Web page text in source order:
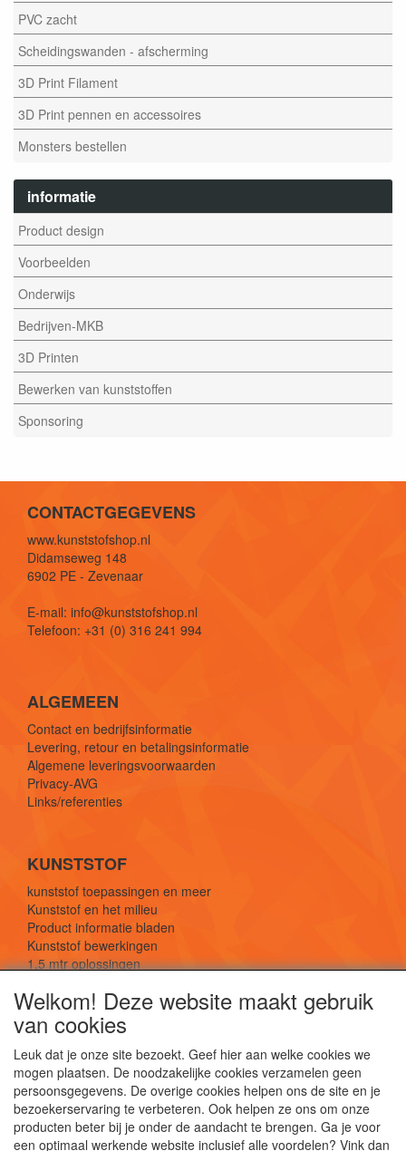
PVC zacht
Scheidingswanden - afscherming
3D Print Filament
3D Print pennen en accessoires
Monsters bestellen
informatie
Product design
Voorbeelden
Onderwijs
Bedrijven-MKB
3D Printen
Bewerken van kunststoffen
Sponsoring
CONTACTGEGEVENS
www.kunststofshop.nl
Didamseweg 148
6902 PE - Zevenaar
E-mail: info@kunststofshop.nl
Telefoon: +31 (0) 316 241 994
ALGEMEEN
Contact en bedrijfsinformatie
Levering, retour en betalingsinformatie
Algemene leveringsvoorwaarden
Privacy-AVG
Links/referenties
KUNSTSTOF
kunststof toepassingen en meer
Kunststof en het milieu
Product informatie bladen
Kunststof bewerkingen
1,5 mtr oplossingen
SOCIALE MEDIA
Welkom! Deze website maakt gebruik
van cookies
Leuk dat je onze site bezoekt. Geef hier aan welke cookies we
mogen plaatsen. De noodzakelijke cookies verzamelen geen
persoonsgegevens. De overige cookies helpen ons de site en je
bezoekerservaring te verbeteren. Ook helpen ze ons om onze
producten beter bij je onder de aandacht te brengen. Ga je voor
een optimaal werkende website inclusief alle voordelen? Vink dan